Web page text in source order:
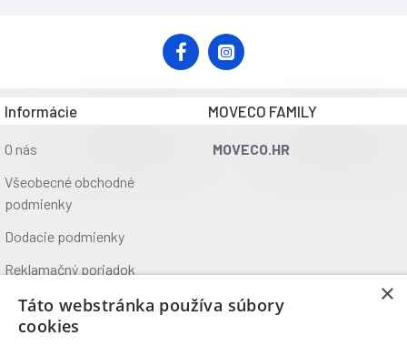
Informácie
O nás
Všeobecné obchodné
podmienky
Dodacie podmienky
Reklamačný poriadok
Ochrana údajov
Kontakt
MOVECO FAMILY
MOVECO.HR
×
Táto webstránka používa súbory
cookies